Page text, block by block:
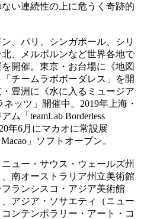
い連続性の上に危うく奇跡的
、パリ、シンガポール、シリ
、メルボルンなど世界各地で
開催。東京・お台場に《地図
チームラボボーダレス」を開
豊洲に《水に入るミュージア
ッツ」開催中。2019年上海・
ム「teamLab Borderless
年6月にマカオに常設展
Macao」ソフトオープン。
ュー・サウス・ウェールズ州
南オーストラリア州立美術館
フランシスコ・アジア美術館
、アジア・ソサエティ（ニュー
ンテンポラリー・アート・コ